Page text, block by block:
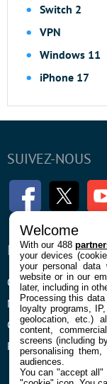
Switch 2
VPN
Windows 11
iPhone 17
SUIVEZ-NOUS
Facebook
ENTREPRISE
Qui sommes nous
Mentions légales et
Confidentialité et
Préférences cookies
Welcome
With our 488
your devices
your personal data
website or in our
later, including in
Processing this
loyalty programs,
geolocation, etc.)
content,
screens (including
personalising
audiences.
You can "accept